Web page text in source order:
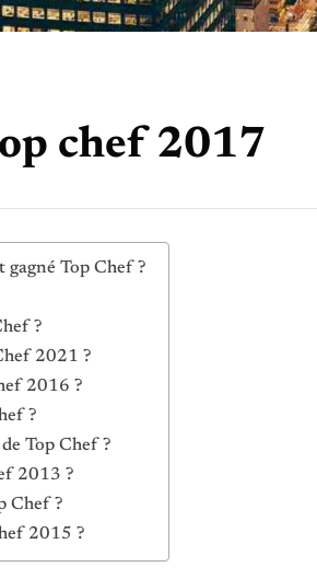
chef 2017
gagné Top Chef ?
?
2021 ?
2016 ?
?
Top Chef ?
2013 ?
Chef ?
2015 ?